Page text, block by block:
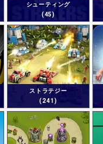
シューティング
(45)
ストラテジー
(241)